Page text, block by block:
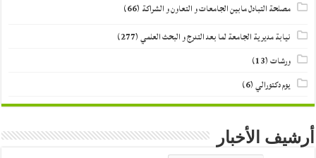
مصلحة التبادل مابين الجامعات و التعاون و الشراكة (66)
نيابة مديرية الجامعة لما بعد التدرج و البحث العلمي(277)
ورشات(13)
يوم دكتورالي(6)
أرشيف الأخبار